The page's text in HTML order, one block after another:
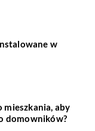
w
mieszkania, aby
domowników?